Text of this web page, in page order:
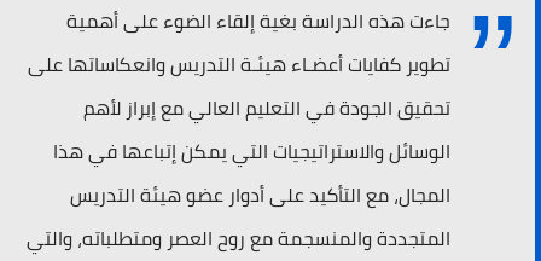
جاءت هذه الدراسة بغية إلقاء الضوء على أهمية
تطوير كفايات أعضـاء هيئـة التدريس وانعكاساتها على
تحقيق الجودة في التعليم العالي مع إبراز لأهم
الوسائل والاستراتيجيات التي يمكن إتباعها في هذا
المجال، مع التأكيد على أدوار عضو هيئة التدريس
المتجددة والمنسجمة مع روح العصر ومتطلباته، والتي